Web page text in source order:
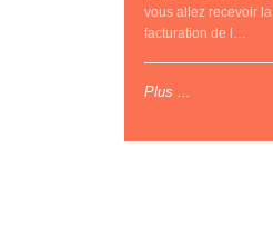
vous allez recevoir la
facturation de l…
Plus ...